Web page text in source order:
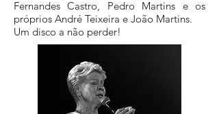
Fernandes Castro, Pedro Martins e os
próprios André Teixeira e João Martins.
Um disco a não perder!